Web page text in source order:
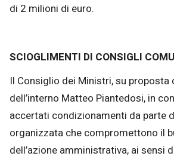
di 2 milioni di euro.
SCIOGLIMENTI DI CONSIGLI
Il Consiglio dei Ministri, su proposta
dell’interno Matteo Piantedosi, in
accertati condizionamenti da parte
organizzata che compromettono il
dell’azione amministrativa, ai sensi